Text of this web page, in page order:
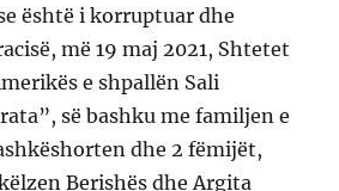
është i korruptuar dhe
më 19 maj 2021, Shtetet
e shpallën Sali
së bashku me familjen e
dhe 2 fëmijët,
Berishës dhe Argita